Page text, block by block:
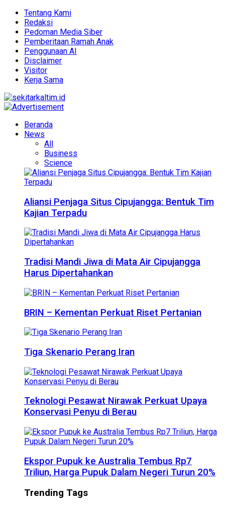
Tentang Kami
Redaksi
Pedoman Media Siber
Pemberitaan Ramah Anak
Penggunaan AI
Disclaimer
Visitor
Kerja Sama
Beranda
News
All
Business
Science
Aliansi Penjaga Situs Cipujangga: Bentuk Tim
Kajian Terpadu
Tradisi Mandi Jiwa di Mata Air Cipujangga
Harus Dipertahankan
BRIN – Kementan Perkuat Riset Pertanian
Tiga Skenario Perang Iran
Teknologi Pesawat Nirawak Perkuat Upaya
Konservasi Penyu di Berau
Ekspor Pupuk ke Australia Tembus Rp7
Triliun, Harga Pupuk Dalam Negeri Turun 20%
Trending Tags